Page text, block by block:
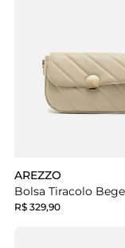
AREZZO
R$ 329,90